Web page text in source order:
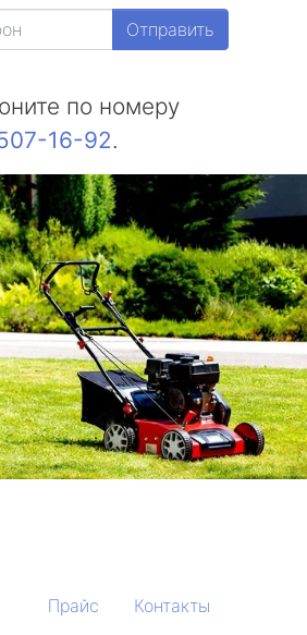
Отправить
по номеру
16-92.
Прайс Контакты